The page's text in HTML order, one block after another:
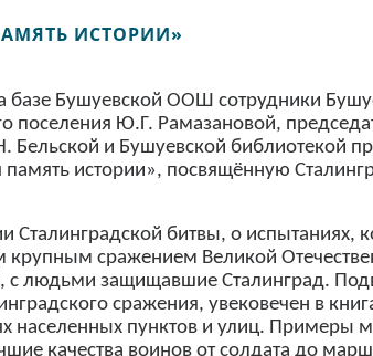
ИСТОРИИ»
Бушуевской ООШ сотрудники
поселения Ю.Г. Рамазановой,
Бельской и Бушуевской библиотекой
память истории», посвящённую
Сталинградской битвы, о испытаниях,
крупным сражением Великой
с людьми защищавшие Сталинград.
сражения, увековечен в
населенных пунктов и улиц. Примеры
качества воинов от солдата до